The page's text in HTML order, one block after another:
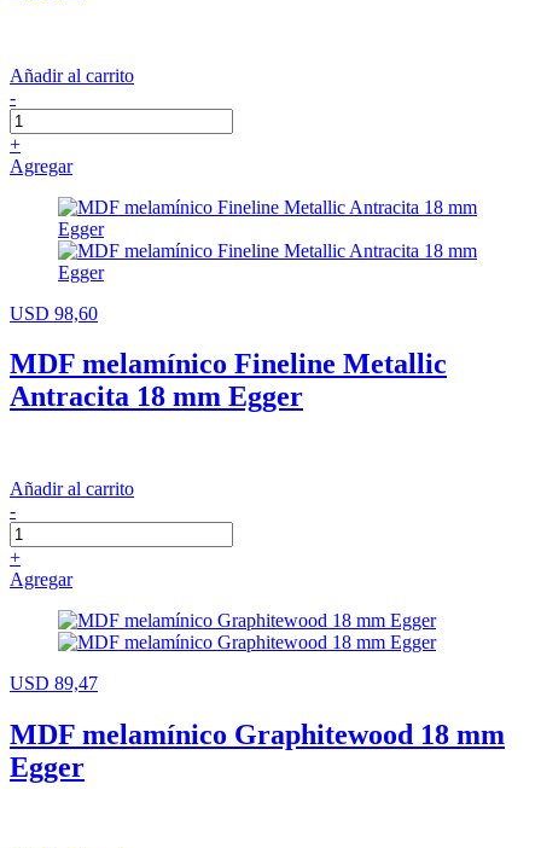
Añadir al carrito
-
+
Agregar
USD 98,60
MDF melamínico Fineline Metallic
Antracita 18 mm Egger
Añadir al carrito
-
+
Agregar
USD 89,47
MDF melamínico Graphitewood 18 mm
Egger